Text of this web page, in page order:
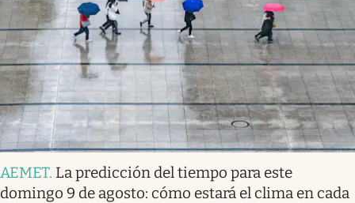
AEMET. La predicción del tiempo para este
domingo 9 de agosto: cómo estará el clima en cada